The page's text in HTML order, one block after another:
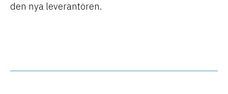
den nya leverantören.